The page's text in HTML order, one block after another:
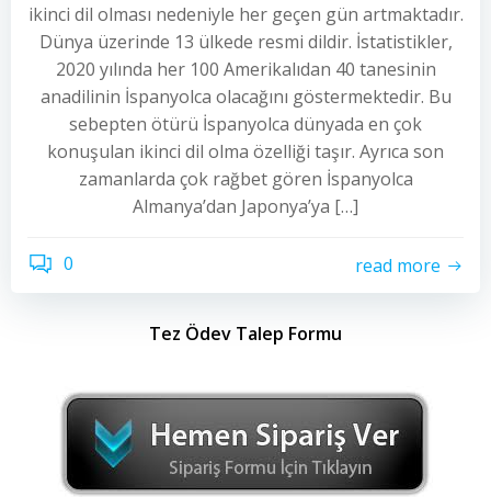
ikinci dil olması nedeniyle her geçen gün artmaktadır.
Dünya üzerinde 13 ülkede resmi dildir. İstatistikler,
2020 yılında her 100 Amerikalıdan 40 tanesinin
anadilinin İspanyolca olacağını göstermektedir. Bu
sebepten ötürü İspanyolca dünyada en çok
konuşulan ikinci dil olma özelliği taşır. Ayrıca son
zamanlarda çok rağbet gören İspanyolca
Almanya’dan Japonya’ya […]
0 read more
Tez Ödev Talep Formu